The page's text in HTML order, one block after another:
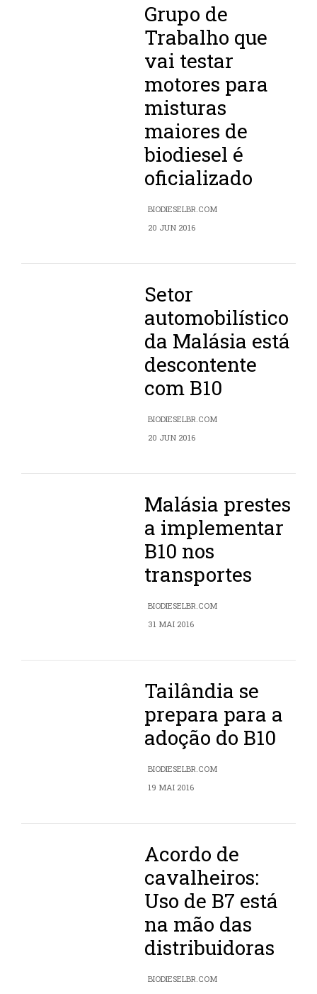
Grupo de
Trabalho que
vai testar
motores para
misturas
maiores de
biodiesel é
oficializado
BIODIESELBR.COM
20 JUN 2016
Setor
automobilístico
da Malásia está
descontente
com B10
BIODIESELBR.COM
20 JUN 2016
Malásia prestes
a implementar
B10 nos
transportes
BIODIESELBR.COM
31 MAI 2016
Tailândia se
prepara para a
adoção do B10
BIODIESELBR.COM
19 MAI 2016
Acordo de
cavalheiros:
Uso de B7 está
na mão das
distribuidoras
BIODIESELBR.COM